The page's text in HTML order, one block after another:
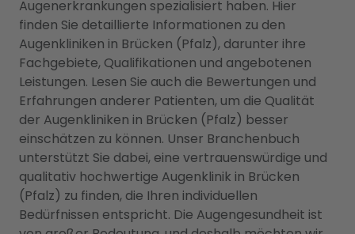
Augenerkrankungen spezialisiert haben. Hier
finden Sie detaillierte Informationen zu den
Augenkliniken in Brücken (Pfalz), darunter ihre
Fachgebiete, Qualifikationen und angebotenen
Leistungen. Lesen Sie auch die Bewertungen und
Erfahrungen anderer Patienten, um die Qualität
der Augenkliniken in Brücken (Pfalz) besser
einschätzen zu können. Unser Branchenbuch
unterstützt Sie dabei, eine vertrauenswürdige und
qualitativ hochwertige Augenklinik in Brücken
(Pfalz) zu finden, die Ihren individuellen
Bedürfnissen entspricht. Die Augengesundheit ist